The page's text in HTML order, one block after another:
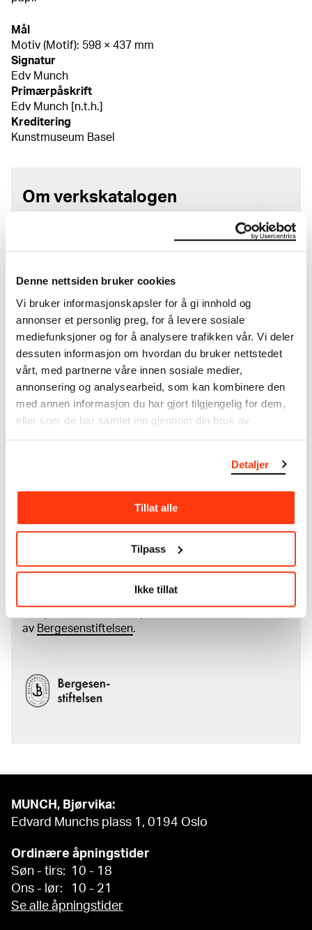
Denne nettsiden bruker cookies
Vi bruker informasjonskapsler for å gi innhold og
annonser et personlig preg, for å levere sosiale
mediefunksjoner og for å analysere trafikken vår. Vi deler
dessuten informasjon om hvordan du bruker nettstedet
vårt, med partnerne våre innen sosiale medier,
annonsering og analysearbeid, som kan kombinere den
med annen informasjon du har gjort tilgjengelig for dem,
eller som de har samlet inn gjennom din bruk av
tjenestene deres.
Detaljer
Tillat alle
Tilpass
Ikke tillat
Mål
Motiv (Motif): 598 × 437 mm
Signatur
Edv Munch
Primærpåskrift
Edv Munch [n.t.h.]
Kreditering
Kunstmuseum Basel
Om verkskatalogen
I verkskatalogen kan du søke i hele Edvard Munchs
kunstnerskap. Verkskatalogen utbedres jevnlig i
forbehold om at feil kan forekomme.
MUNCHs samling består av over 42 000 unike
museumsobjekter, inkludert nærmere 27 000 unike
kunstverk. I tillegg til den ekstraordinære samlingen
somEdvard Munch testamenterte til Oslo
kommune i 1940, rommer museet også samlingene
til Rolf Stenersen, Amaldus Nielsen og Ludvig O.
Ravensberg.
Les mer om arbeidet med å digitalisere Munchs
av Bergesenstiftelsen.
MUNCH, Bjørvika:
Edvard Munchs plass 1, 0194 Oslo
Ordinære åpningstider
Søn - tirs: 10 - 18
Ons - lør: 10 - 21
Se alle åpningstider